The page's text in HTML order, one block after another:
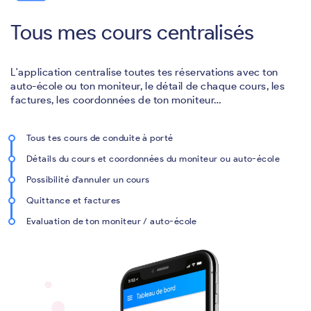
Tous mes cours centralisés
L'application centralise toutes tes réservations avec ton
auto-école ou ton moniteur, le détail de chaque cours, les
factures, les coordonnées de ton moniteur…
Tous tes cours de conduite à porté
Détails du cours et coordonnées du moniteur ou auto-école
Possibilité d'annuler un cours
Quittance et factures
Evaluation de ton moniteur / auto-école